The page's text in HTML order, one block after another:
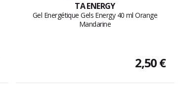
TA ENERGY
Gel Energétique Gels Energy 40 ml Orange
Mandarine
2,50 €